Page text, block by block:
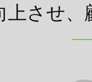
させ、